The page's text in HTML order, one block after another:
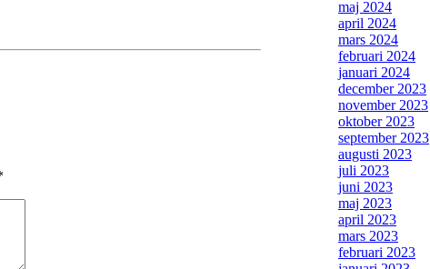
maj 2024
april 2024
mars 2024
februari 2024
januari 2024
december 2023
november 2023
oktober 2023
september 2023
augusti 2023
juli 2023
juni 2023
maj 2023
april 2023
mars 2023
februari 2023